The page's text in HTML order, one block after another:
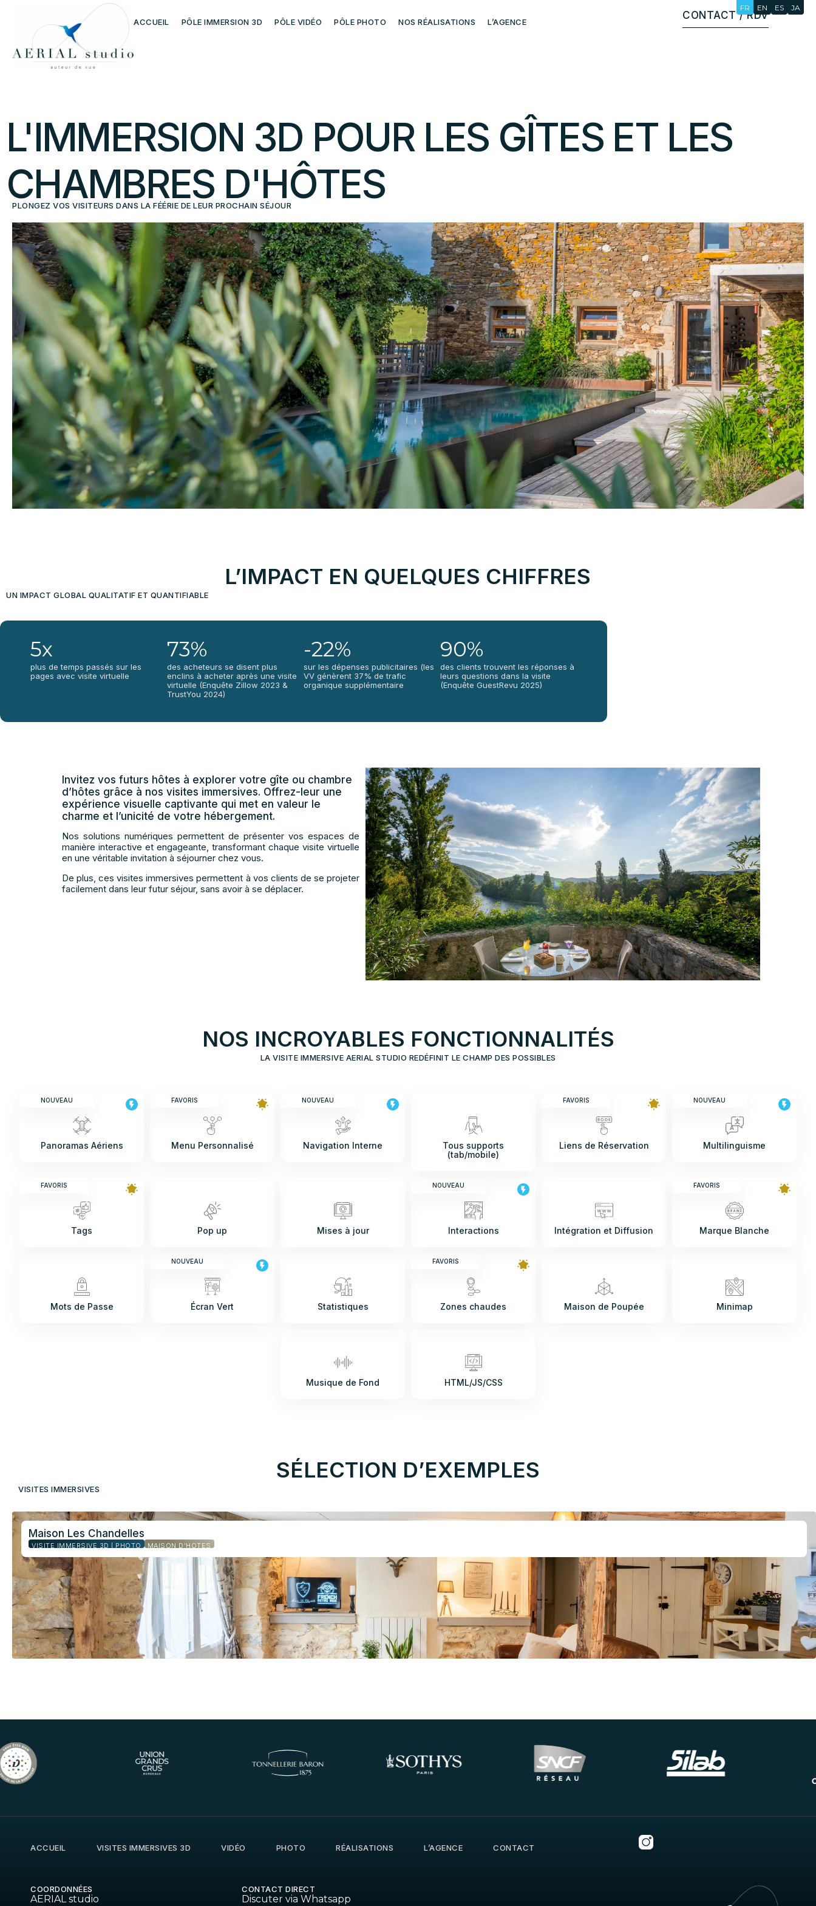
ACCUEIL PÔLE IMMERSION 3D PÔLE VIDÉO PÔLE PHOTO NOS RÉALISATIONS L’AGENCE
FR EN ES JA
CONTACT / RDV
L'IMMERSION 3D POUR LES GÎTES ET LES
CHAMBRES D'HÔTES
PLONGEZ VOS VISITEURS DANS LA FÉÉRIE DE LEUR PROCHAIN SÉJOUR
L’IMPACT EN QUELQUES CHIFFRES
UN IMPACT GLOBAL QUALITATIF ET QUANTIFIABLE
5x
plus de temps passés sur les
pages avec visite virtuelle
73%
des acheteurs se disent plus
enclins à acheter après une visite
virtuelle (Enquête Zillow 2023 &
TrustYou 2024)
-22%
sur les dépenses publicitaires (les
VV génèrent 37% de trafic
organique supplémentaire
90%
des clients trouvent les réponses à
leurs questions dans la visite
(Enquête GuestRevu 2025)
Invitez vos futurs hôtes à explorer votre gîte ou chambre
d’hôtes grâce à nos visites immersives. Offrez-leur une
expérience visuelle captivante qui met en valeur le
charme et l’unicité de votre hébergement.
Nos solutions numériques permettent de présenter vos espaces de
manière interactive et engageante, transformant chaque visite virtuelle
en une véritable invitation à séjourner chez vous.
De plus, ces visites immersives permettent à vos clients de se projeter
facilement dans leur futur séjour, sans avoir à se déplacer.
NOS INCROYABLES FONCTIONNALITÉS
LA VISITE IMMERSIVE AERIAL STUDIO REDÉFINIT LE CHAMP DES POSSIBLES
NOUVEAU
Panoramas Aériens
FAVORIS
Menu Personnalisé
NOUVEAU
Navigation Interne
Tous supports
(tab/mobile)
FAVORIS
Liens de Réservation
NOUVEAU
Multilinguisme
FAVORIS
Tags Pop up Mises à jour
NOUVEAU
Interactions Intégration et Diffusion
FAVORIS
Marque Blanche
Mots de Passe
NOUVEAU
Écran Vert Statistiques
FAVORIS
Zones chaudes Maison de Poupée Minimap
Musique de Fond HTML/JS/CSS
SÉLECTION D’EXEMPLES
VISITES IMMERSIVES
Maison Les Chandelles
VISITE IMMERSIVE 3D | PHOTO MAISON D’HÔTES
ACCUEIL VISITES IMMERSIVES 3D VIDÉO PHOTO RÉALISATIONS L’AGENCE CONTACT
COORDONNÉES
AERIAL studio
CONTACT DIRECT
Discuter via Whatsapp